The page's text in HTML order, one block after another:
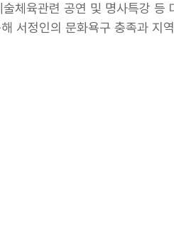
체육관련 공연 및 명사특강 등
서정인의 문화욕구 충족과 지